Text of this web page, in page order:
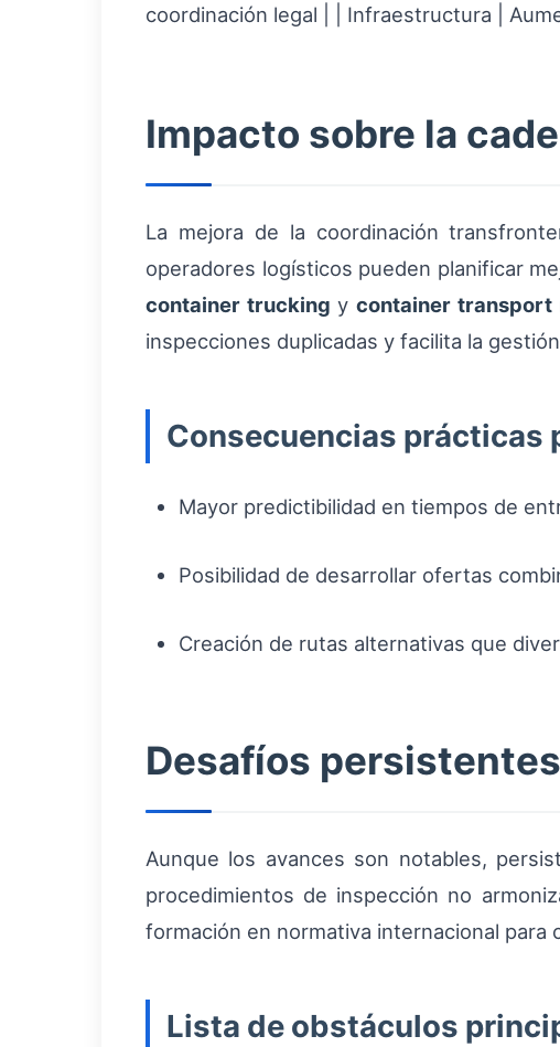
coordinación legal | | Infraestructura |
Impacto sobre la
La mejora de la coordinación
operadores logísticos pueden planificar
container trucking ycontainer transport
inspecciones duplicadas y facilita la
Consecuencias prácticas
Mayor predictibilidad en tiempos de
Posibilidad de desarrollar ofertas
Creación de rutas alternativas que
Desafíos persistentes
Aunque los avances son notables,
procedimientos de inspección no
formación en normativa internacional para
Lista de obstáculos